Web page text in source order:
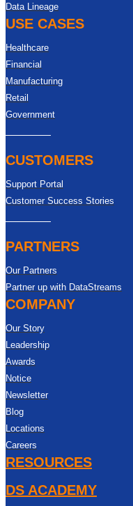
Data Lineage
USE CASES
Healthcare
Financial
Manufacturing
Retail
Government
CUSTOMERS
Support Portal
Customer Success Stories
PARTNERS
Our Partners
Partner up with DataStreams
COMPANY
Our Story
Leadership
Awards
Notice
Newsletter
Blog
Locations
Careers
RESOURCES
DS ACADEMY